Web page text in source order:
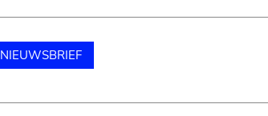
NIEUWSBRIEF